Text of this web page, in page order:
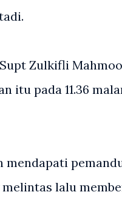
Zulkifli
itu pada 11.36
mendapati
lalu